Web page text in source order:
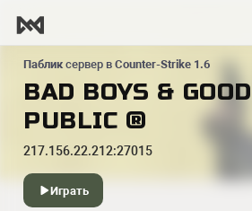
Паблик сервер в Counter-Strike 1.6
BAD BOYS &
PUBLIC ®
217.156.22.212:27015
Играть